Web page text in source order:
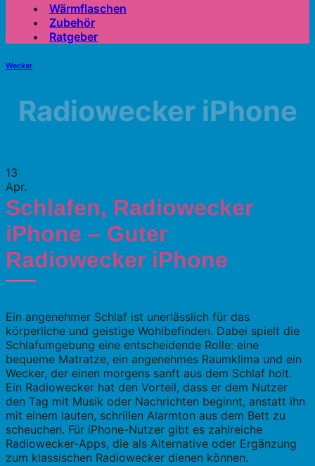
Wärmflaschen
Zubehör
Ratgeber
Wecker
Radiowecker iPhone
13
Apr.
Schlafen, Radiowecker
iPhone – Guter
Radiowecker iPhone
Ein angenehmer Schlaf ist unerlässlich für das
körperliche und geistige Wohlbefinden. Dabei spielt die
Schlafumgebung eine entscheidende Rolle: eine
bequeme Matratze, ein angenehmes Raumklima und ein
Wecker, der einen morgens sanft aus dem Schlaf holt.
Ein Radiowecker hat den Vorteil, dass er dem Nutzer
den Tag mit Musik oder Nachrichten beginnt, anstatt ihn
mit einem lauten, schrillen Alarmton aus dem Bett zu
scheuchen. Für iPhone-Nutzer gibt es zahlreiche
Radiowecker-Apps, die als Alternative oder Ergänzung
zum klassischen Radiowecker dienen können.